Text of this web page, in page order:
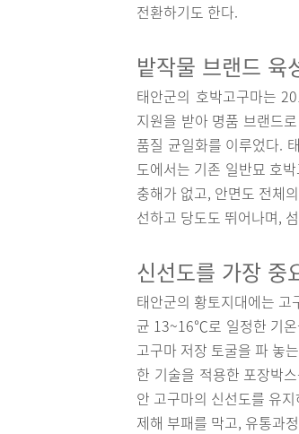
전환하기도 한다.
밭작물 브랜드 육
태안군의 호박고구마는
지원을 받아 명품 브랜드
품질 균일화를 이루었다.
도에서는 기존 일반묘 호
충해가 없고, 안면도 전체
선하고 당도도 뛰어나며,
신선도를 가장 중
태안군의 황토지대에는
균 13~16℃로 일정한 기온
고구마 저장 토굴을 파 놓
한 기술을 적용한 포장박
안 고구마의 신선도를 유
제해 부패를 막고, 유통과